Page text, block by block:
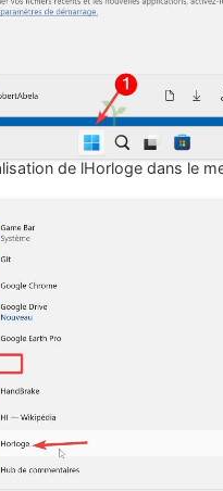
de lHorloge dans le